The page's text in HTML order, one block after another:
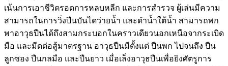
เน้นการเอาชีวิตรอดการหลบหลีก และการสำรวจ ผู้เล่นมีความ
สามารถในการวิ่งปีนบันไดว่ายน้ำ และดำน้ำใต้น้ำ สามารถพก
พาอาวุธปืนได้ถึงสามกระบอกในคราวเดียวนอกเหนือจากระเบิด
มือ และมีดต่อสู้มาตรฐาน อาวุธปืนมีตั้งแต่ ปืนพก ไปจนถึง ปืน
ลูกซอง ปืนกลมือ และปืนยาว เมื่อเล็งอาวุธปืนเพื่อยิงศัตรูการ